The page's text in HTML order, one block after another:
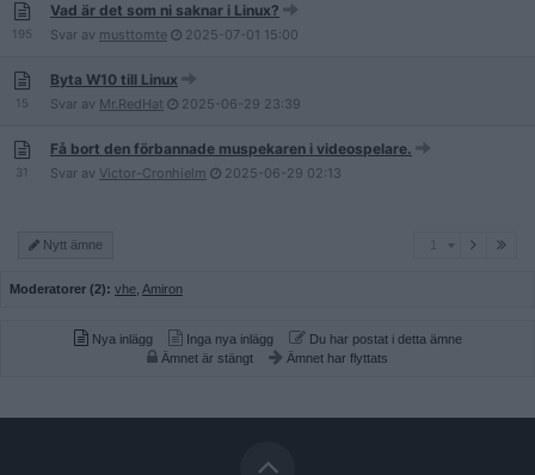
195
Vad är det som ni saknar i Linux?
Svar av musttomte 2025-07-01 15:00
15
Byta W10 till Linux
Svar av Mr.RedHat 2025-06-29 23:39
31
Få bort den förbannade muspekaren i videospelare.
Svar av Victor-Cronhielm 2025-06-29 02:13
Nytt ämne
Moderatorer (2): vhe Amiron
Nya inlägg Inga nya inlägg
Du har postat i detta ämne
Ämnet är stängt
Ämnet har flyttats